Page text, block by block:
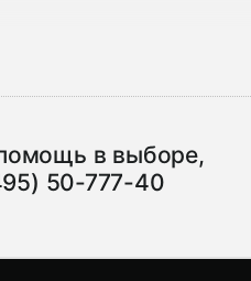
в выборе,
50-777-40